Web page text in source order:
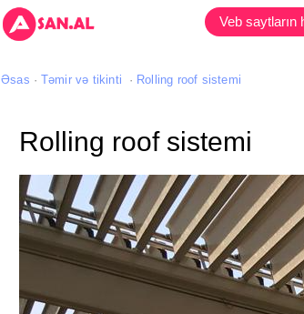
Veb saytların
Əsas Təmir və tikinti Rolling roof sistemi
Rolling roof sistemi